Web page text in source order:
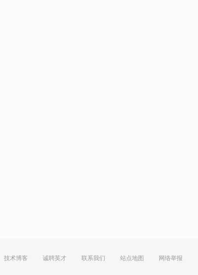
技术博客 诚聘英才 联系我们 站点地图 网络举报